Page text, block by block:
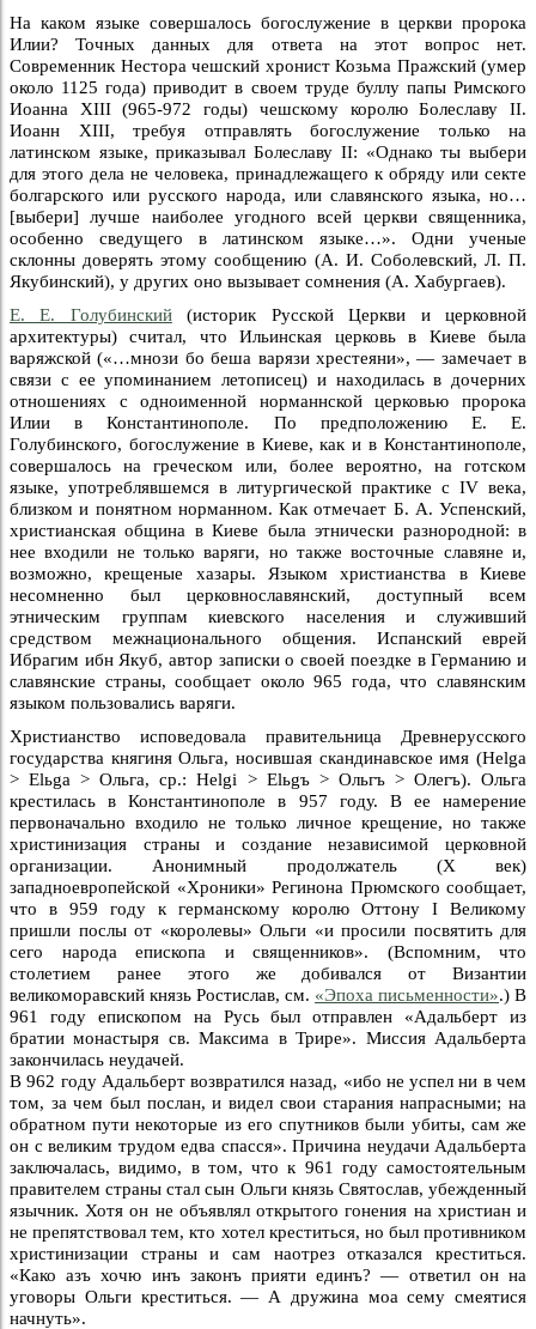
На каком языке совершалось богослужение в церкви пророка
Илии? Точных данных для ответа на этот вопрос нет.
Современник Нестора чешский хронист Козьма Пражский (умер
около 1125 года) приводит в своем труде буллу папы Римского
Иоанна XIII (965-972 годы) чешскому королю Болеславу II.
Иоанн XIII, требуя отправлять богослужение только на
латинском языке, приказывал Болеславу II: «Однако ты выбери
для этого дела не человека, принадлежащего к обряду или секте
болгарского или русского народа, или славянского языка, но…
[выбери] лучше наиболее угодного всей церкви священника,
особенно сведущего в латинском языке…». Одни ученые
склонны доверять этому сообщению (А. И. Соболевский, Л. П.
Якубинский), у других оно вызывает сомнения (А. Хабургаев).
Е. Е. Голубинский(историк Русской Церкви и церковной
архитектуры) считал, что Ильинская церковь в Киеве была
варяжской («…мнози бо беша варязи хрестеяни», — замечает в
связи с ее упоминанием летописец) и находилась в дочерних
отношениях с одноименной норманнской церковью пророка
Илии в Константинополе. По предположению Е. Е.
Голубинского, богослужение в Киеве, как и в Константинополе,
совершалось на греческом или, более вероятно, на готском
языке, употреблявшемся в литургической практике с IV века,
близком и понятном норманном. Как отмечает Б. А. Успенский,
христианская община в Киеве была этнически разнородной: в
нее входили не только варяги, но также восточные славяне и,
возможно, крещеные хазары. Языком христианства в Киеве
несомненно был церковнославянский, доступный всем
этническим группам киевского населения и служивший
средством межнационального общения. Испанский еврей
Ибрагим ибн Якуб, автор записки о своей поездке в Германию и
славянские страны, сообщает около 965 года, что славянским
языком пользовались варяги.
Христианство исповедовала правительница Древнерусского
государства княгиня Ольга, носившая скандинавское имя (Helga
> Elьga > Ольга, ср.: Helgi > Elьgъ > Ольгъ > Олегъ). Ольга
крестилась в Константинополе в 957 году. В ее намерение
первоначально входило не только личное крещение, но также
христинизация страны и создание независимой церковной
организации. Анонимный продолжатель (X век)
западноевропейской «Хроники» Регинона Прюмского сообщает,
что в 959 году к германскому королю Оттону I Великому
пришли послы от «королевы» Ольги «и просили посвятить для
сего народа епископа и священников». (Вспомним, что
столетием ранее этого же добивался от Византии
великоморавский князь Ростислав, см. «Эпоха письменности».) В
961 году епископом на Русь был отправлен «Адальберт из
братии монастыря св. Максима в Трире». Миссия Адальберта
закончилась неудачей.
В 962 году Адальберт возвратился назад, «ибо не успел ни в чем
том, за чем был послан, и видел свои старания напрасными; на
обратном пути некоторые из его спутников были убиты, сам же
он с великим трудом едва спасся». Причина неудачи Адальберта
заключалась, видимо, в том, что к 961 году самостоятельным
правителем страны стал сын Ольги князь Святослав, убежденный
язычник. Хотя он не объявлял открытого гонения на христиан и
не препятствовал тем, кто хотел креститься, но был противником
христинизации страны и сам наотрез отказался креститься.
«Како азъ хочю инъ законъ прияти единъ? — ответил он на
уговоры Ольги креститься. — А дружина моа сему смеятися
начнуть».